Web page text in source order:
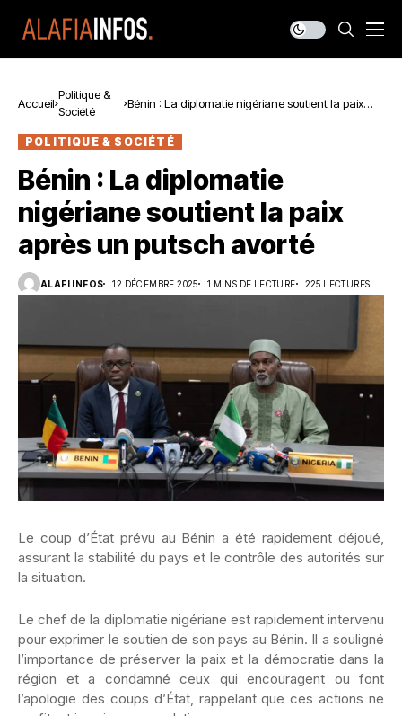
Accueil
Politique &
Société
Bénin : La diplomatie nigériane soutient la paix
POLITIQUE & SOCIÉTÉ
Bénin : La diplomatie
nigériane soutient la paix
après un putsch avorté
ALAFI INFOS 12 DÉCEMBRE 2025 1 MINS DE LECTURE 225 LECTURES
Le coup d’État prévu au Bénin a été rapidement déjoué,
assurant la stabilité du pays et le contrôle des autorités sur
la situation.
Le chef de la diplomatie nigériane est rapidement intervenu
pour exprimer le soutien de son pays au Bénin. Il a souligné
l’importance de préserver la paix et la démocratie dans la
région et a condamné ceux qui encouragent ou font
l’apologie des coups d’État, rappelant que ces actions ne